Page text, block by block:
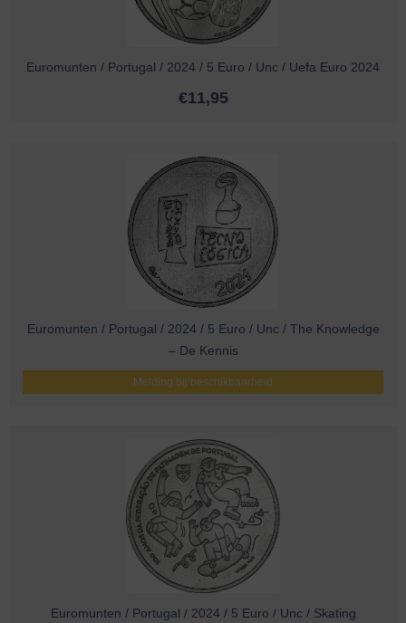
Euromunten / Portugal / 2024 / 5 Euro / Unc / Uefa Euro 2024
€11,95
Euromunten / Portugal / 2024 / 5 Euro / Unc / The Knowledge
– De Kennis
Melding bij beschikbaarheid
Euromunten / Portugal / 2024 / 5 Euro / Unc / Skating